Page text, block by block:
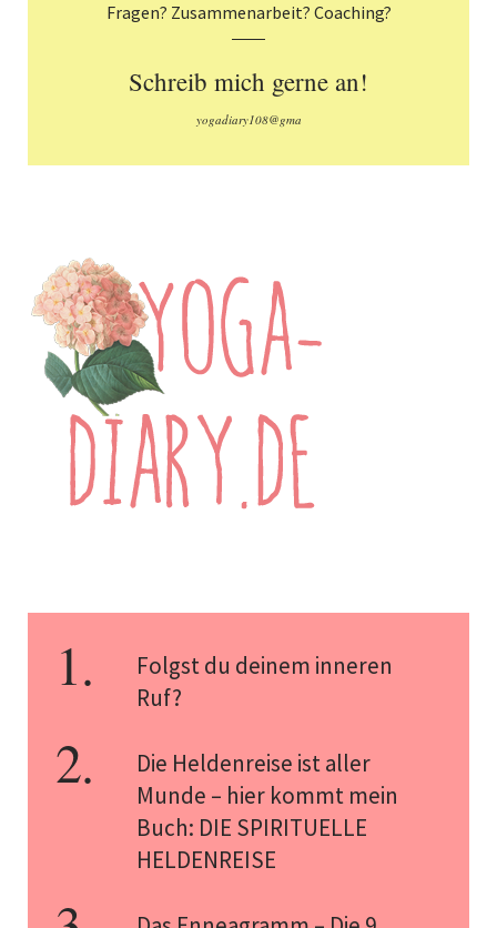
Fragen? Zusammenarbeit? Coaching?
Schreib mich gerne an!
yogadiary108@gma
Folgst du deinem inneren
Ruf?
Die Heldenreise ist aller
Munde – hier kommt mein
Buch: DIE SPIRITUELLE
HELDENREISE